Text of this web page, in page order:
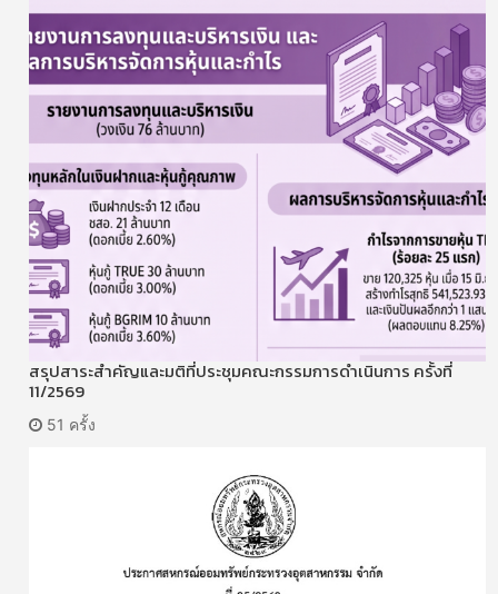
สรุปสาระสำคัญและมติที่ประชุมคณะกรรมการดำเนินการ ครั้งที่
11/2569
51 ครั้ง